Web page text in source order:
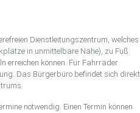
Dienstleitungszentrum, welches
in unmittelbare Nähe), zu Fuß
erreichen können. Für Fahrräder
Das Bürgerbüro befindet sich direkt
notwendig. Einen Termin können